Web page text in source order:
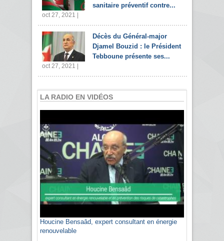
sanitaire préventif contre...
oct 27, 2021 |
Décès du Général-major
Djamel Bouzid : le Président
Tebboune présente ses...
oct 27, 2021 |
LA RADIO EN VIDÉOS
Houcine Bensaâd, expert consultant en énergie
renouvelable
Sami Agli, président de la Confédération
algérienne du patronat citoyen CAPC